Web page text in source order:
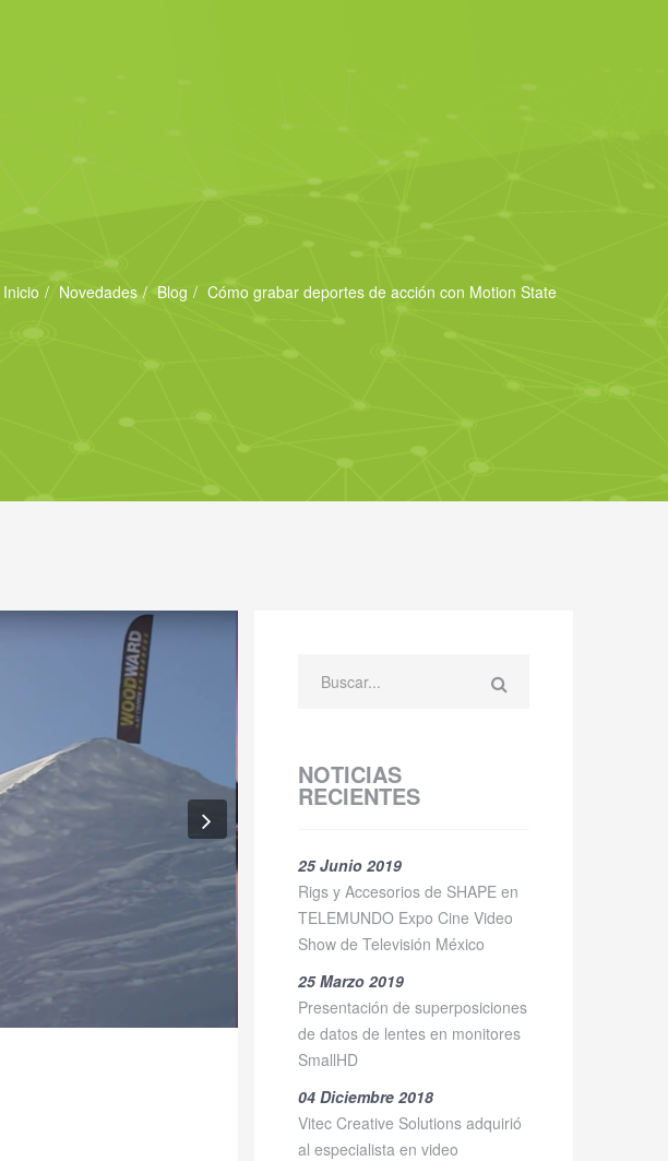
Inicio Novedades Blog Cómo grabar deportes de acción con Motion State
Next
NOTICIAS
RECIENTES
25 Junio 2019
Rigs y Accesorios de SHAPE en
TELEMUNDO Expo Cine Video
Show de Televisión México
25 Marzo 2019
Presentación de superposiciones
de datos de lentes en monitores
SmallHD
04 Diciembre 2018
Vitec Creative Solutions adquirió
al especialista en video